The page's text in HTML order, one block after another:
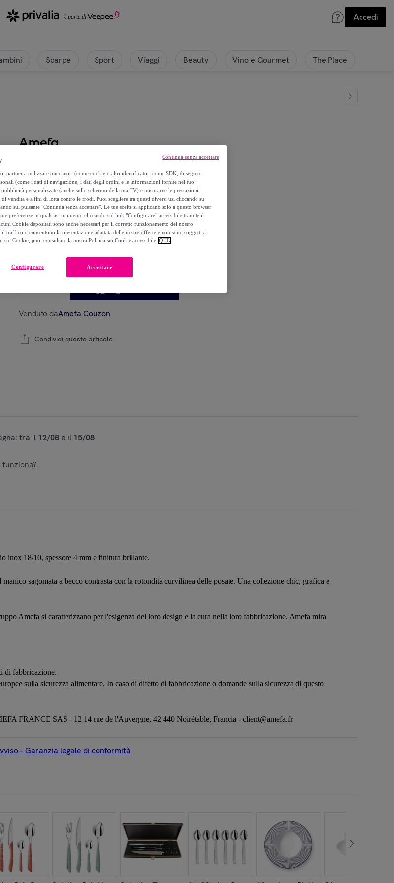
Accedi
Scarpe Sport Viaggi Beauty Vino e Gourmet The Place
Amefa
12,99 €
33,30 €
-60%
Modello: Ambre - Coltello da carne (x6)
1
Venduto daAmefa Couzon
Condividi questo articolo
tra il 12/08 e il 15/08
funziona?
inox 18/10, spessore 4 mm e finitura brillante.
sagomata a becco contrasta con la rotondità curvilinea delle posate. Una collezione chic, grafica e
Amefa si caratterizzano per l'esigenza del loro design e la cura nella loro fabbricazione. Amefa mira
di fabbricazione.
sulla sicurezza alimentare. In caso di difetto di fabbricazione o domande sulla sicurezza di questo
FRANCE SAS - 12 14 rue de l'Auvergne, 42 440 Noirétable, Francia - client@amefa.fr
– Garanzia legale di conformità
partner a utilizzare tracciatori (come cookie o altri identificatori come SDK, di seguito
(come i dati di navigazione, i dati degli ordini e le informazioni fornite nel tuo
personalizzate (anche sullo schermo della tua TV) e misurarne le prestazioni,
vendita e a fini di lotta contro le frodi. Puoi scegliere tra questi diversi usi cliccando su
sul pulsante "Continua senza accettare". Le tue scelte si applicano solo a questo browser
preferenze in qualsiasi momento cliccando sul link "Configurare" accessibile tramite il
Cookie depositati sono anche necessari per il corretto funzionamento del nostro
traffico o consentono la presentazione adattata delle nostre offerte e non sono soggetti a
sui Cookie, puoi consultare la nostra Politica sui Cookie accessibile QUI.
Accettare
Configurare
Continua senza accettare